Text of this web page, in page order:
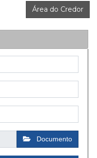
Área do Credor
Documento